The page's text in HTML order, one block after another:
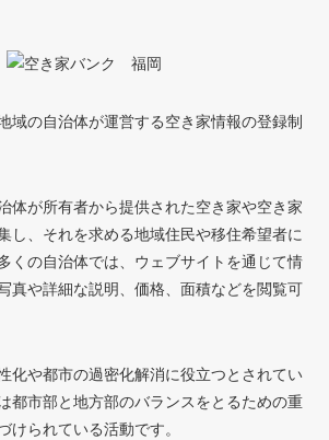
域の自治体が運営する空き家情報の登録制
体が所有者から提供された空き家や空き家
し、それを求める地域住民や移住希望者に
くの自治体では、ウェブサイトを通じて情
真や詳細な説明、価格、面積などを閲覧可
化や都市の過密化解消に役立つとされてい
都市部と地方部のバランスをとるための重
けられている活動です。